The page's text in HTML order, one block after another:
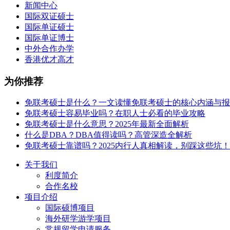
新闻中心
国际双证硕士
国际单证硕士
国际单证博士
中外合作办学
香港优才高才
为你推荐
免联考硕士是什么？一文读懂免联考硕士的核心内涵与
免联考硕士容易毕业吗？在职人士必看的毕业攻略
免联考硕士是什么意思？2025年最新全面解析
什么是DBA？DBA值得读吗？高管深造全解析
免联考硕士靠谱吗？2025内行人真相解读，别踩这些坑！
关于我们
利度简介
合作名校
项目介绍
国际硕博项目
海外研学游学项目